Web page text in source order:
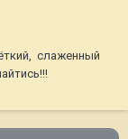
слаженный